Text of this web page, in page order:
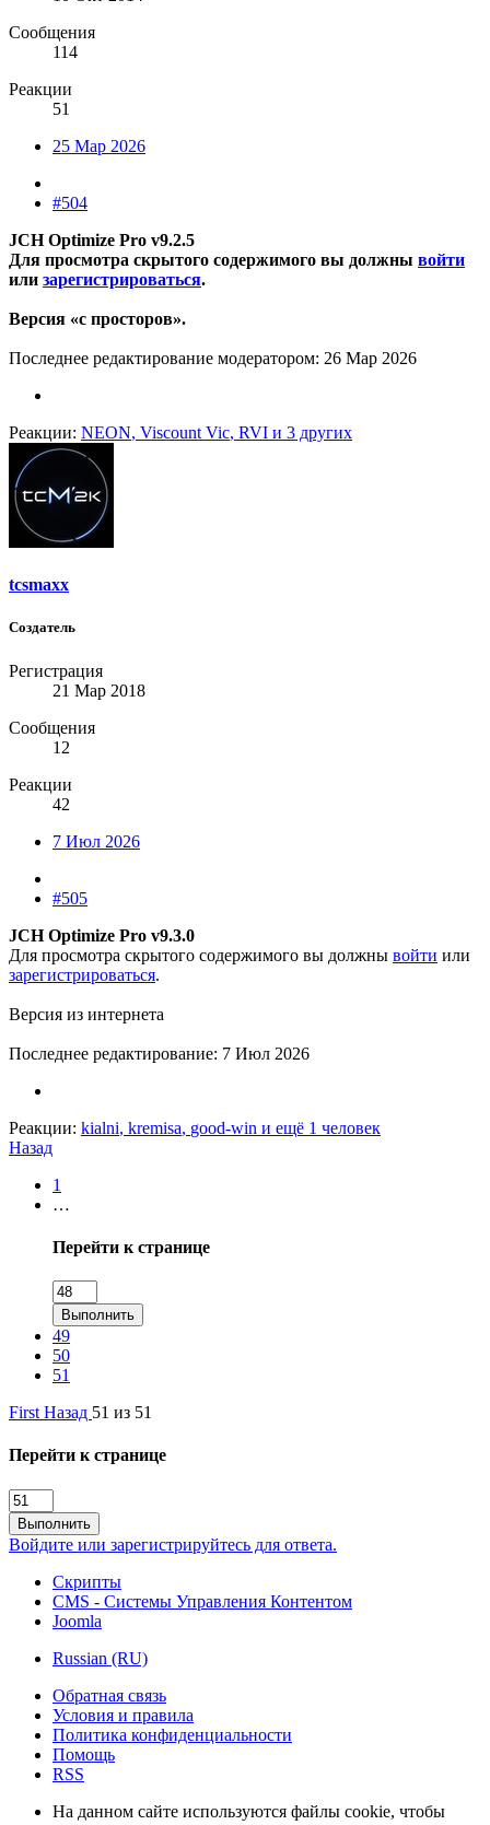
Сообщения
114
Реакции
51
25 Мар 2026
#504
JCH Optimize Pro v9.2.5
Для просмотра скрытого содержимого вы должны войти
или зарегистрироваться.
Версия «с просторов».
Последнее редактирование модератором: 26 Мар 2026
Реакции: NEON, Viscount Vic, RVI и 3 других
tcsmaxx
Создатель
Регистрация
21 Мар 2018
Сообщения
12
Реакции
42
7 Июл 2026
#505
JCH Optimize Pro v9.3.0
Для просмотра скрытого содержимого вы должны войти или
зарегистрироваться.
Версия из интернета
Последнее редактирование: 7 Июл 2026
Реакции: kialni, kremisa, good-win и ещё 1 человек
Назад
1
…
Перейти к странице
Выполнить
49
50
51
First Назад 51 из 51
Перейти к странице
Выполнить
Войдите или зарегистрируйтесь для ответа.
Скрипты
CMS - Системы Управления Контентом
Joomla
Russian (RU)
Обратная связь
Условия и правила
Политика конфиденциальности
Помощь
RSS
На данном сайте используются файлы cookie, чтобы